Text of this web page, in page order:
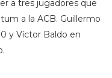
a tres jugadores que
a la ACB. Guillermo
y Víctor Baldo en